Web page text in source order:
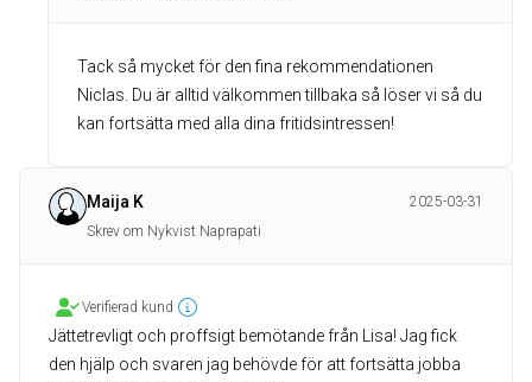
Tack så mycket för den fina rekommendationen
Niclas. Du är alltid välkommen tillbaka så löser vi så du
kan fortsätta med alla dina fritidsintressen!
Maija K
2025-03-31
Skrev om Nykvist Naprapati
Verifierad kund
Jättetrevligt och proffsigt bemötande från Lisa! Jag fick
den hjälp och svaren jag behövde för att fortsätta jobba